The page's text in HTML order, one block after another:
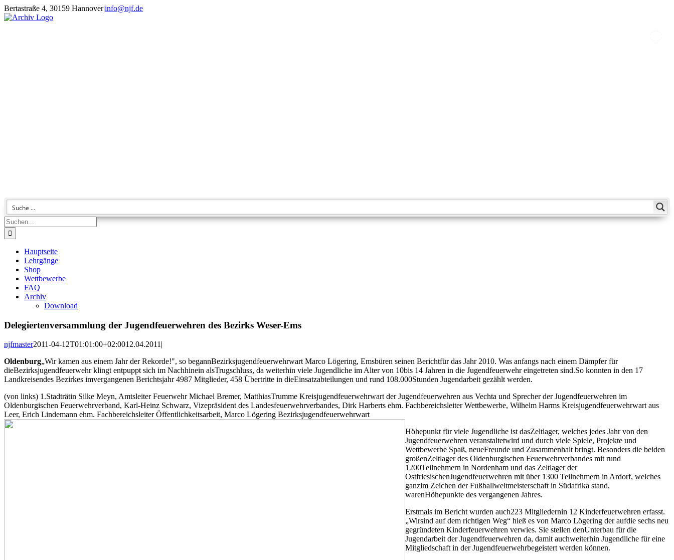
Zum
Inhalt
Bertastraße 4, 30159 Hannover|info@njf.de
Facebook
Instagram
YouTube
E-
Suche
nach:
Hauptseite
Lehrgänge
Shop
Wettbewerbe
FAQ
Archiv
Download
Delegiertenversammlung der Jugendfeuerwehren des Bezirks Weser-Ems
njfmaster2011-04-12T01:01:00+02:0012.04.2011|
Oldenburg„Wir kamen aus einem Jahr der Rekorde!", so begannBezirksjugendfeuerwehrwart Marco Lögering, Emsbüren seinen Berichtfür das Jahr 2010. Was anfangs nach einem Dämpfer für
dieBezirksjugendfeuerwehr klingt entpuppt sich im Nachhinein alsTrugschluss, da weiterhin viele Jugendliche im Alter von 10bis 14 Jahren in die Jugendfeuerwehr eingetreten sind.So konnten in den 17
Landkreisendes Bezirkes imvergangenen Berichtsjahr 4987 Mitglieder, 458 Übertritte in dieEinsatzabteilungen und rund 108.000Stunden Jugendarbeit gezählt werden.
(von links) 1.Stadträtin Silke Meyn, Amtsleiter Feuerwehr Michael Bremer, MatthiasTrumme Kreisjugendfeuerwehrwart der Jugendfeuerwehren aus Vechta und Sprecher der Jugendfeuerwehren im
Oldenburgischen Feuerwehrverband, Karl-Heinz Schwarz, Vizepräsident des Landesfeuerwehrverbandes, Dirk Harberts ehm. Fachbereichsleiter Wettbewerbe, Wilhelm Harms Kreisjugendfeuerwehrwart aus
Leer, Erich Lindemann ehm. Fachbereichsleiter Öffentlichkeitsarbeit, Marco Lögering Bezirksjugendfeuerwehrwart
Höhepunkt für viele Jugendliche ist dasZeltlager, welches jedes Jahr von den
Jugendfeuerwehren veranstaltetwird und durch viele Spiele, Projekte und
Wettbewerbe Spaß, neueFreunde und Zusammenhalt bringt. Besonders die beiden
großenZeltlager des Oldenburgischen Feuerwehrverbandes mit rund
1200Teilnehmern in Nordenham und das Zeltlager der
OstfriesischenJugendfeuerwehren mit über 1300 Teilnehmern in Ardorf, welches
ganzim Zeichen der Fußballweltmeisterschaft in Südafrika stand,
warenHöhepunkte des vergangenen Jahres.
Erstmals im Bericht wurden auch223 Mitgliedernin 12 Kinderfeuerwehren erfasst.
„Wirsind auf dem richtigen Weg“ hieß es von Marco Lögering der aufdie sechs neu
gegründeten Kinderfeuerwehren verwies. Sie stellen denUnterbau für die
Jugendarbeit der Jugendfeuerwehren da, damit auchweiterhin Jugendliche für eine
Mitgliedschaft in der Jugendfeuerwehrbegeistert werden können.